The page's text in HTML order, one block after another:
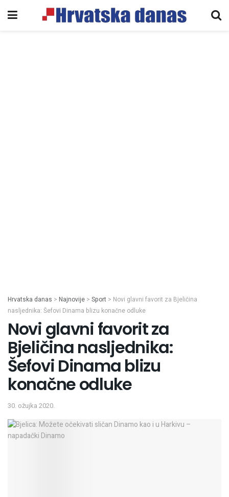
Hrvatska danas > Najnovije > Sport > Novi glavni favorit za Bjeličina
nasljednika: Šefovi Dinama blizu konačne odluke
Novi glavni favorit za
Bjeličina nasljednika:
Šefovi Dinama blizu
konačne odluke
30. ožujka 2020.